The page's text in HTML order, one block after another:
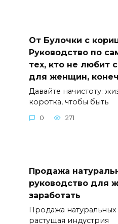
От Булочки с
Руководство по
тех, кто не любит
для женщин,
Давайте начистоту:
коротка, чтобы быть
0 271
Продажа
руководство для
заработать
Продажа натуральных
растущая индустрия